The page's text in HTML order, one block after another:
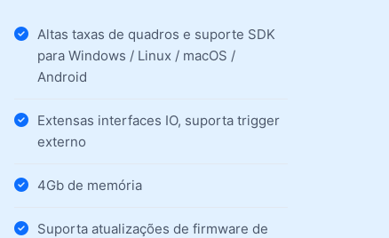
Altas taxas de quadros e suporte SDK
para Windows / Linux / macOS /
Android
Extensas interfaces IO, suporta trigger
externo
4Gb de memória
Suporta atualizações de firmware de